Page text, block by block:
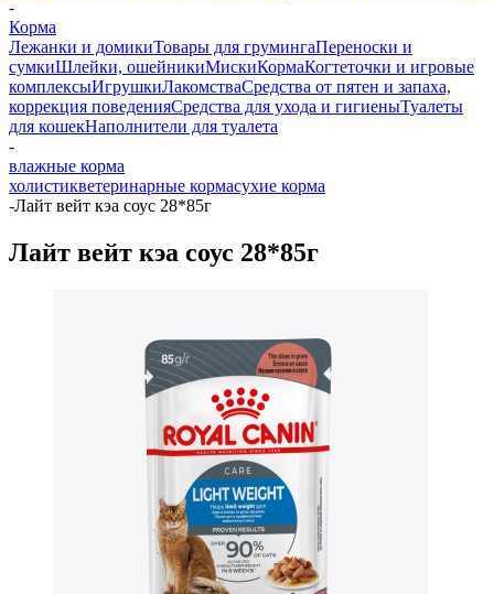
-
Корма
Лежанки и домикиТовары для грумингаПереноски и
сумкиШлейки, ошейникиМискиКормаКогтеточки и игровые
комплексыИгрушкиЛакомстваСредства от пятен и запаха,
коррекция поведенияСредства для ухода и гигиеныТуалеты
для кошекНаполнители для туалета
-
влажные корма
холистикветеринарные кормасухие корма
-Лайт вейт кэа соус 28*85г
Лайт вейт кэа соус 28*85г